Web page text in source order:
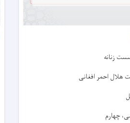
زنانه
جمعیت هلال احمر افغانی
چهارم